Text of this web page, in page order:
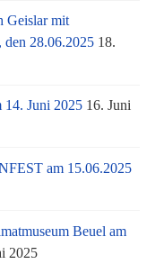
Geislar mit
den 28.06.2025 18.
14. Juni 2025 16. Juni
am 15.06.2025
Beuel am
2025